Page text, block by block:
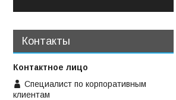
Контакты
Специалист по корпоративным
клиентам